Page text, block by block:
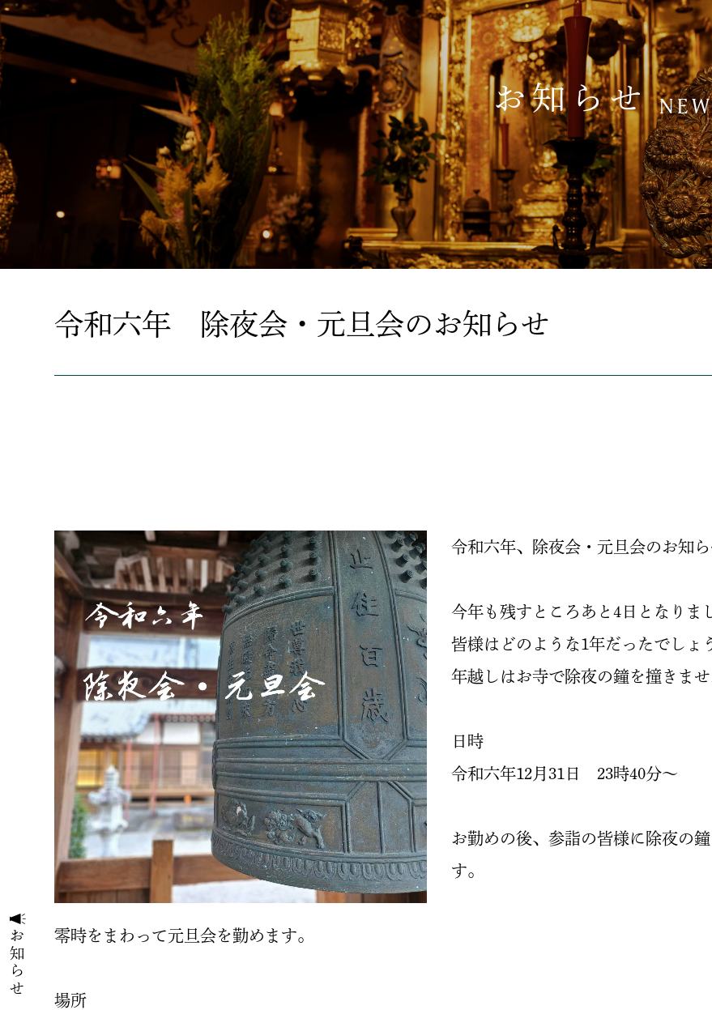
お知らせ
お知らせ
令和六年 除夜会・元旦会のお知らせ
令和六年、除夜会・元旦会のお知ら
今年も残すところあと4日となりま
皆様はどのような1年だったでしょ
年越しはお寺で除夜の鐘を撞きませ
日時
令和六年12月31日 23時40分～
お勤めの後、参詣の皆様に除夜の
す。
零時をまわって元旦会を勤めます。
場所